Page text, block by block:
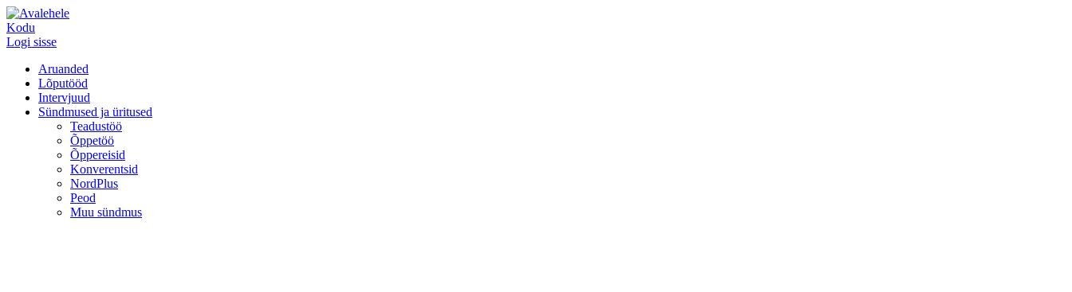
Kodu
Logi sisse
Aruanded
Lõputööd
Intervjuud
Sündmused ja üritused
Teadustöö
Õppetöö
Õppereisid
Konverentsid
NordPlus
Peod
Muu sündmus